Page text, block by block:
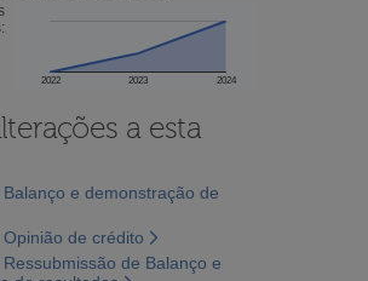
2022 2023 2024
a esta
e demonstração de
de crédito
de Balanço e